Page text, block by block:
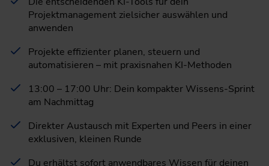
Projektmanagement zielsicher auswählen und
anwenden
Projekte effizienter planen, steuern und
automatisieren – mit praxisnahen KI-Methoden
13:00 – 17:00 Uhr: Dein kompakter Wissens-Sprint
am Nachmittag
Direkter Austausch mit Experten und Peers in einer
exklusiven, kleinen Runde
Du erhältst sofort anwendbares Wissen für deinen